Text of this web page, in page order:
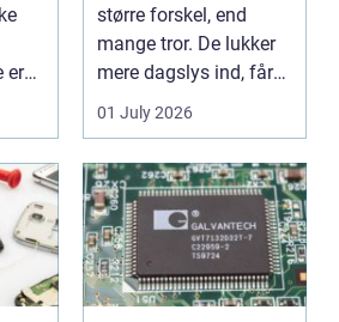
er
større forskel, end
mange tror. De lukker
mere dagslys ind, får
hjem og erhvervs...
01 July 2026